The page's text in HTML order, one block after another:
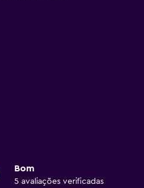
Bom
5 avaliações verificadas